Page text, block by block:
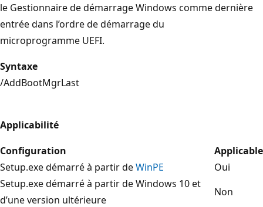
le Gestionnaire de démarrage Windows comme dernière
entrée dans l’ordre de démarrage du
microprogramme UEFI.
Syntaxe
/AddBootMgrLast
Applicabilité
Configuration
Applicable
Setup.exe démarré à partir deWinPE
Oui
Setup.exe démarré à partir de Windows 10 et
d’une version ultérieure
Non